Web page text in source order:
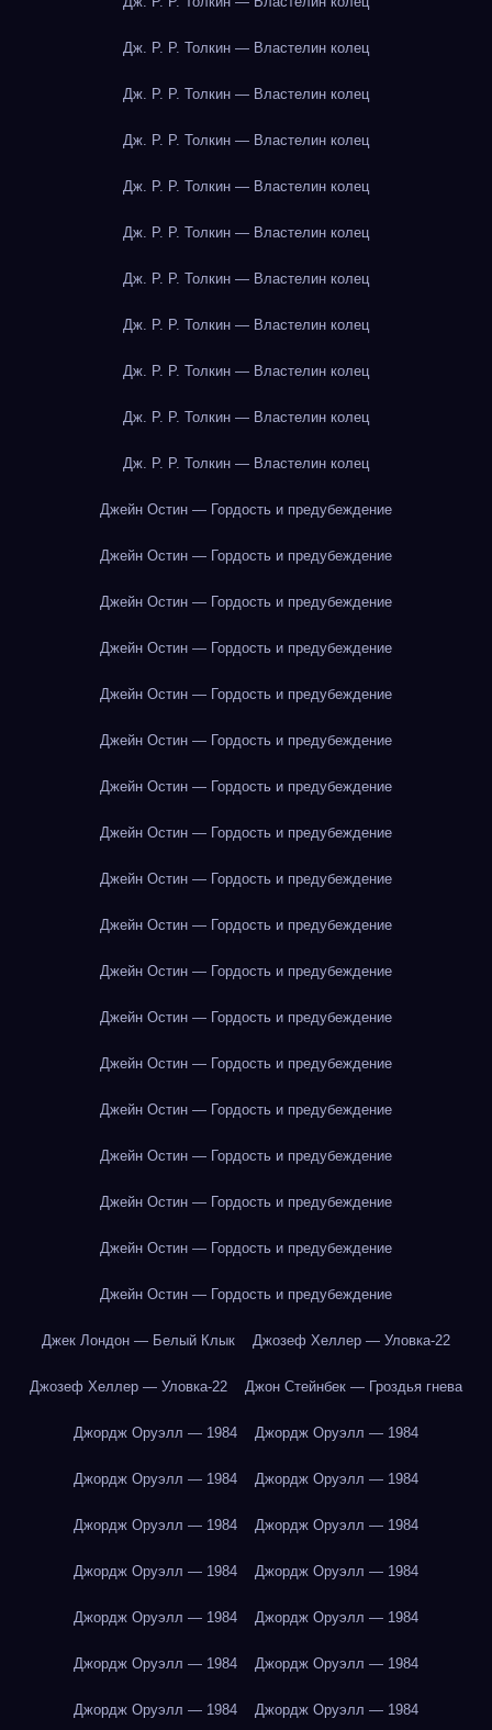
Дж. Р. Р. Толкин — Властелин колец
Дж. Р. Р. Толкин — Властелин колец
Дж. Р. Р. Толкин — Властелин колец
Дж. Р. Р. Толкин — Властелин колец
Дж. Р. Р. Толкин — Властелин колец
Дж. Р. Р. Толкин — Властелин колец
Дж. Р. Р. Толкин — Властелин колец
Дж. Р. Р. Толкин — Властелин колец
Дж. Р. Р. Толкин — Властелин колец
Дж. Р. Р. Толкин — Властелин колец
Джейн Остин — Гордость и предубеждение
Джейн Остин — Гордость и предубеждение
Джейн Остин — Гордость и предубеждение
Джейн Остин — Гордость и предубеждение
Джейн Остин — Гордость и предубеждение
Джейн Остин — Гордость и предубеждение
Джейн Остин — Гордость и предубеждение
Джейн Остин — Гордость и предубеждение
Джейн Остин — Гордость и предубеждение
Джейн Остин — Гордость и предубеждение
Джейн Остин — Гордость и предубеждение
Джейн Остин — Гордость и предубеждение
Джейн Остин — Гордость и предубеждение
Джейн Остин — Гордость и предубеждение
Джейн Остин — Гордость и предубеждение
Джейн Остин — Гордость и предубеждение
Джейн Остин — Гордость и предубеждение
Джейн Остин — Гордость и предубеждение
Джек Лондон — Белый Клык Джозеф Хеллер — Уловка-22
Джозеф Хеллер — Уловка-22 Джон Стейнбек — Гроздья гнева
Джордж Оруэлл — 1984 Джордж Оруэлл — 1984
Джордж Оруэлл — 1984 Джордж Оруэлл — 1984
Джордж Оруэлл — 1984 Джордж Оруэлл — 1984
Джордж Оруэлл — 1984 Джордж Оруэлл — 1984
Джордж Оруэлл — 1984 Джордж Оруэлл — 1984
Джордж Оруэлл — 1984 Джордж Оруэлл — 1984
Джордж Оруэлл — 1984 Джордж Оруэлл — 1984